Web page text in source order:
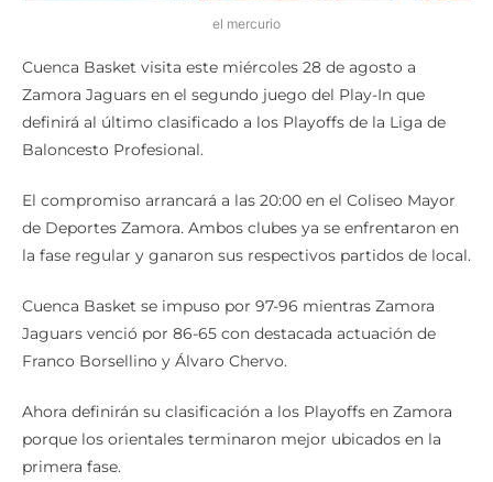
el mercurio
Cuenca Basket visita este miércoles 28 de agosto a
Zamora Jaguars en el segundo juego del Play-In que
definirá al último clasificado a los Playoffs de la Liga de
Baloncesto Profesional.
El compromiso arrancará a las 20:00 en el Coliseo Mayor
de Deportes Zamora. Ambos clubes ya se enfrentaron en
la fase regular y ganaron sus respectivos partidos de local.
Cuenca Basket se impuso por 97-96 mientras Zamora
Jaguars venció por 86-65 con destacada actuación de
Franco Borsellino y Álvaro Chervo.
Ahora definirán su clasificación a los Playoffs en Zamora
porque los orientales terminaron mejor ubicados en la
primera fase.